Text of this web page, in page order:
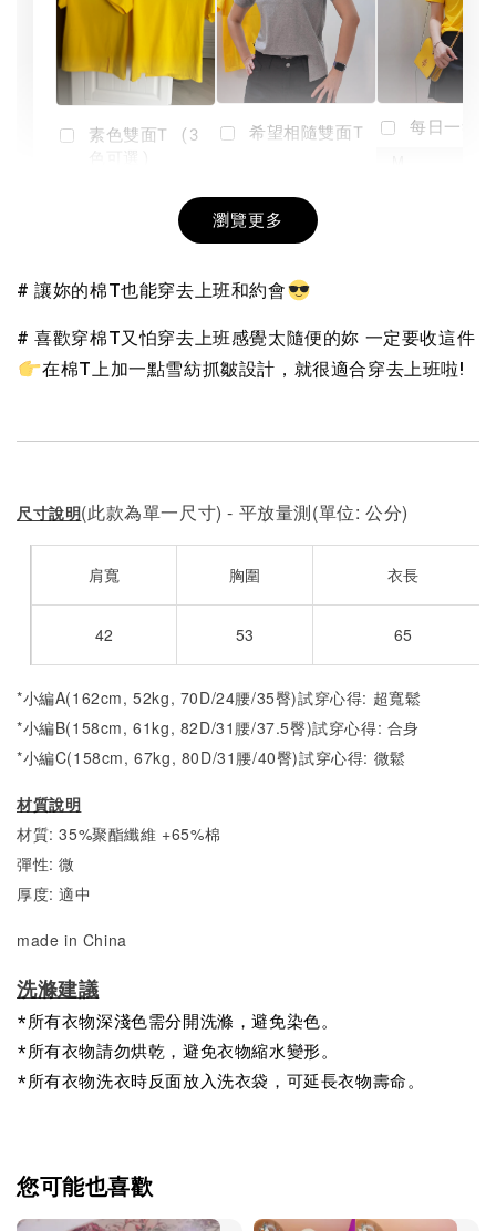
素色雙面T (3
+
希望相隨雙面T
NT$ 190
-
每日一笑
瀏覽更多
# 讓妳的棉T也能穿去上班和約會
# 喜歡穿棉T又怕穿去上班感覺太隨便的妳 一定要收這件
在棉T上加一點雪紡抓皺設計，就很適合穿去上班啦!
尺寸說明(此款為單一尺寸) - 平放量測(單位: 公分)
肩寬 胸圍 衣長
42 53 65
*小編A(162cm, 52kg, 70D/24腰/35臀)試穿心得: 超寬鬆
*小編B(158cm, 61kg, 82D/31腰/37.5臀)試穿心得: 合身
*小編C(158cm, 67kg, 80D/31腰/40臀)試穿心得: 微鬆
材質說明
材質: 35%聚酯纖維 +65%棉
彈性: 微
厚度: 適中
made in China
洗滌建議
*所有衣物深淺色需分開洗滌，避免染色。
*所有衣物請勿烘乾，避免衣物縮水變形。
*所有衣物洗衣時反面放入洗衣袋，可延長衣物壽命。
您可能也喜歡